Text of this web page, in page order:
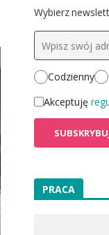
Wybierz
Codzienny
Akceptuję
PRACA